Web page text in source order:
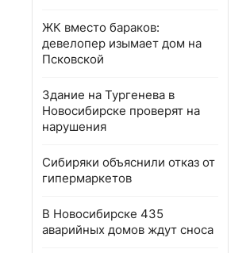
ЖК вместо бараков:
девелопер изымает дом на
Псковской
Здание на Тургенева в
Новосибирске проверят на
нарушения
Сибиряки объяснили отказ от
гипермаркетов
В Новосибирске 435
аварийных домов ждут сноса